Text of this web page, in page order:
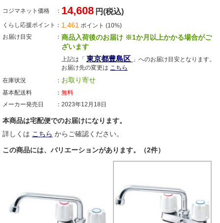
コジマネット価格 14,608 円(税込)
くらし応援ポイント 1,461 ポイント (10%)
お届け目安
商品入荷後のお届け ※1か月以上かかる場合がご
ざいます
上記は「 東京都豊島区 」へのお届け目安となります。
お届け先の変更は こちら
在庫状況
お取り寄せ
基本配送料
無料
メーカー発売日
2023年12月18日
本商品は宅配便でのお届けになります。
詳しくは こちら からご確認ください。
この商品には、バリエーションがあります。（2件）